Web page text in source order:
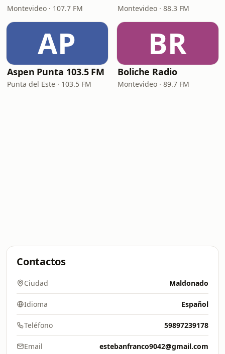
Montevideo · 107.7 FM Montevideo · 88.3 FM
AP
Aspen Punta 103.5 FM
Punta del Este · 103.5 FM
BR
Boliche Radio
Montevideo · 89.7 FM
Contactos
Ciudad Maldonado
Idioma Español
Teléfono 59897239178
Email estebanfranco9042@gmail.com